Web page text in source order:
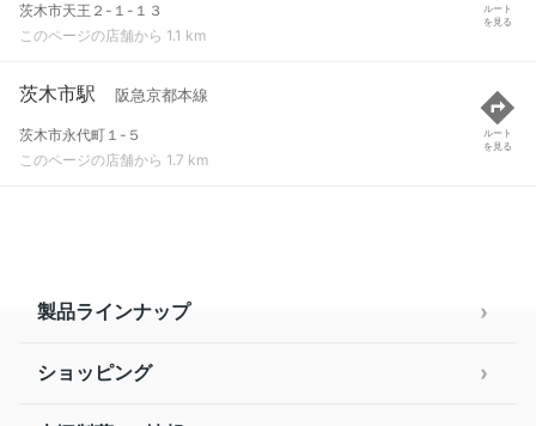
茨木市天王２-１-１３
このページの店舗から 1.1 km
ルート
を見る
茨木市駅 阪急京都本線
茨木市永代町１-５
このページの店舗から 1.7 km
ルート
を見る
製品ラインナップ
ショッピング